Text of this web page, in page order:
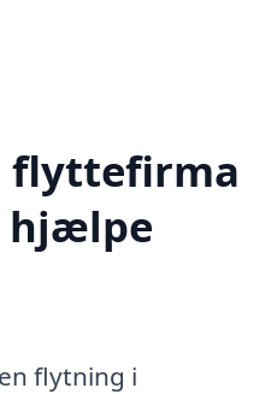
flyttefirma
hjælpe
flytning i